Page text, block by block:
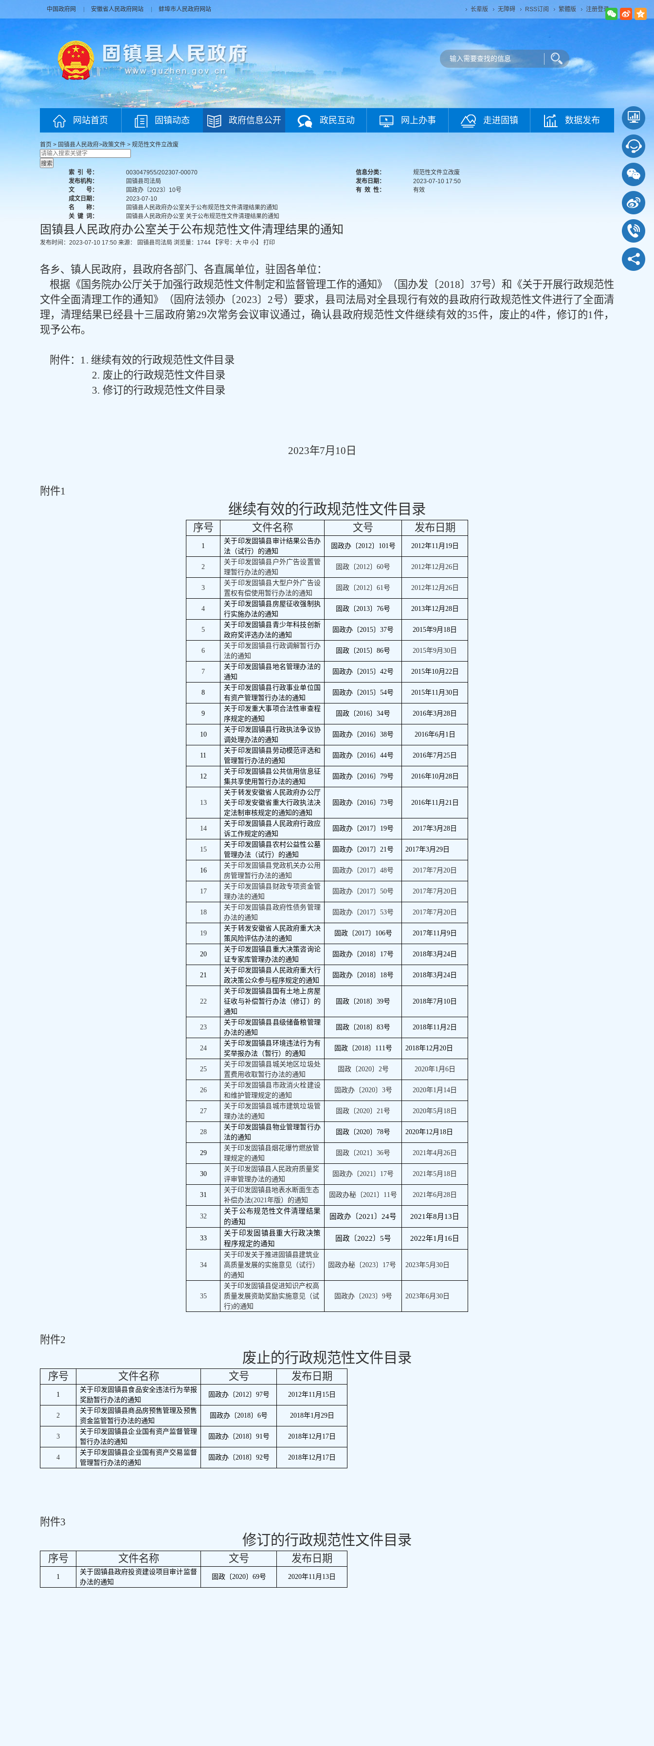
中国政府网 安徽省人民政府网站 蚌埠市人民政府网站 长辈版 无障碍 RSS订阅 繁體版 注册登录
网站首页 固镇动态 政府信息公开 政民互动 网上办事 走进固镇 数据发布
首页 > 固镇县人民政府>政策文件 > 规范性文件立改废
索 引 号： 003047955/202307-00070 信息分类：
规范性文件立改废
发布机构：
固镇县司法局 发布日期：
2023-07-10 17:50
文 号：
固政办〔2023〕10号 有 效 性：
有效
成文日期：
2023-07-10
名 称：
固镇县人民政府办公室关于公布规范性文件清理结果的通知
关 键 词： 固镇县人民政府办公室 关于公布规范性文件清理结果的通知
固镇县人民政府办公室关于公布规范性文件清理结果的通知
发布时间：2023-07-10 17:50 来源： 固镇县司法局 浏览量： 1744 【字号： 大 中 小】 打印
各乡、镇人民政府，县政府各部门、各直属单位，驻固各单位：
根据 《国务院办公厅关于加强行政规范性文件制定和监督管理工作的通知》（国办发〔2018〕 37号）和 《关于开展行政规范性
文件全面清理工作的通知》（固府法领办〔2023〕 2号）要求，县司法局对全县现行有效的县政府行政规范性文件进行了全面清
理，清理结果已经县十三届政府第29次常务会议审议通过，确认县政府规范性文件继续有效的35件，废止的4件，修订的1件，
现予公布。
附件： 1. 继续有效的行政规范性文件目录
2. 废止的行政规范性文件目录
3. 修订的行政规范性文件目录
2023年7月 10 日
附件1
继续有效的行政规范性文件目录
序号 文件名称 文号 发布日期
1
关于印发固镇县审计结果公告办
法（试行）的通知
固政办〔2012〕 101号 2012年11月 19日
2
关于印发固镇县户外广告设置管
理暂行办法的通知
固政〔2012〕 60号 2012年12月 26日
3
关于印发固镇县大型户外广告设
置权有偿使用暂行办法的通知
固政〔2012〕 61号 2012年12月 26日
4
关于印发固镇县房屋征收强制执
行实施办法的通知
固政〔2013〕 76号 2013年12月 28日
5
关于印发固镇县青少年科技创新
政府奖评选办法的通知
固政办〔2015〕 37号 2015年9月 18 日
6
关于印发固镇县行政调解暂行办
法的通知
固政〔2015〕 86号 2015年9月 30 日
7
关于印发固镇县地名管理办法的
通知
固政办〔2015〕 42号 2015年10月 22日
8
关于印发固镇县行政事业单位国
有资产管理暂行办法的通知
固政办〔2015〕 54号 2015年11月 30日
9
关于印发重大事项合法性审查程
序规定的通知
固政〔2016〕 34号 2016年3月 28 日
10
关于印发固镇县行政执法争议协
调处理办法的通知
固政办〔2016〕 38号 2016年6月 1 日
11
关于印发固镇县劳动模范评选和
管理暂行办法的通知
固政办〔2016〕 44号 2016年7月 25 日
12
关于印发固镇县公共信用信息征
集共享使用暂行办法的通知
固政办〔2016〕 79号 2016年10月 28日
13
关于转发安徽省人民政府办公厅
关于印发安徽省重大行政执法决
定法制审核规定的通知的通知
固政办〔2016〕 73号 2016年11月 21 日
14
关于印发固镇县人民政府行政应
诉工作规定的通知
固政办〔2017〕 19号 2017年3月 28 日
15
关于印发固镇县农村公益性公墓
管理办法（试行）的通知
固政办〔2017〕 21号 2017年3月29 日
16
关于印发固镇县党政机关办公用
房管理暂行办法的通知
固政办〔2017〕 48号 2017年7月 20 日
17
关于印发固镇县财政专项资金管
理办法的通知
固政办〔2017〕 50号 2017年7月 20 日
18
关于印发固镇县政府性债务管理
办法的通知
固政办〔2017〕 53号 2017年7月 20 日
19
关于转发安徽省人民政府重大决
策风险评估办法的通知
固政〔2017〕 106号 2017年11月 9 日
20
关于印发固镇县重大决策咨询论
证专家库管理办法的通知
固政办〔2018〕 17号 2018年3月 24 日
21
关于印发固镇县人民政府重大行
政决策公众参与程序规定的通知
固政办〔2018〕 18号 2018年3月 24 日
22
关于印发固镇县国有土地上房屋
征收与补偿暂行办法（修订）的
通知
固政〔2018〕 39号 2018年7月 10 日
23
关于印发固镇县县级储备粮管理
办法的通知
固政〔2018〕 83号 2018年11月 2 日
24
关于印发固镇县环境违法行为有
奖举报办法（暂行）的通知
固政〔2018〕 111号 2018年12月20 日
25
关于印发固镇县城关地区垃圾处
置费用收取暂行办法的通知
固政〔2020〕 2号 2020年1月 6日
26
关于印发固镇县市政消火栓建设
和维护管理规定的通知
固政办〔2020〕 3号 2020年1月 14 日
27
关于印发固镇县城市建筑垃圾管
理办法的通知
固政〔2020〕 21号 2020年5月 18 日
28
关于印发固镇县物业管理暂行办
法的通知
固政〔2020〕 78号 2020年12月 18 日
29
关于印发固镇县烟花爆竹燃放管
理规定的通知
固政〔2021 〕 36号 2021年4月 26 日
30
关于印发固镇县人民政府质量奖
评审管理办法的通知
固政办〔2021 〕 17号 2021年5月 18 日
31
关于印发固镇县地表水断面生态
补偿办法(2021年版）的通知
固政办秘〔2021 〕 11号 2021年6月 28 日
32
关于公布规范性文件清理结果
的通知
固政办〔 2021 24号 2021年8月 13 日
33
关于印发固镇县重大行政决策
程序规定的通知
固政〔 2022 5号 2022年1 月 16 日
34
关于印发关于推进固镇县建筑业
高质量发展的实施意见（试行）
的通知
固政办秘〔2023〕 17号 2023年5月30 日
35
关于印发固镇县促进知识产权高
质量发展资助奖励实施意见（试
行)的通知
固政办〔2023〕 9号 2023年6月30 日
附件2
废止的行政规范性文件目录
序号 文件名称 文号 发布日期
1
关于印发固镇县食品安全违法行为举报
奖励暂行办法的通知
固政办〔2012〕 97号 2012年11月 15 日
2
关于印发固镇县商品房预售管理及预售
资金监管暂行办法的通知
固政办〔2018〕 6号 2018年1月 29日
3
关于印发固镇县企业国有资产监督管理
暂行办法的通知
固政办〔2018〕 91号 2018年12月 17 日
4
关于印发固镇县企业国有资产交易监督
管理暂行办法的通知
固政办〔2018〕 92号 2018年12月 17 日
附件3
修订的行政规范性文件目录
序号 文件名称 文号 发布日期
1
关于固镇县政府投资建设项目审计监督
办法的通知
固政〔2020〕 69号 2020年11月 13 日